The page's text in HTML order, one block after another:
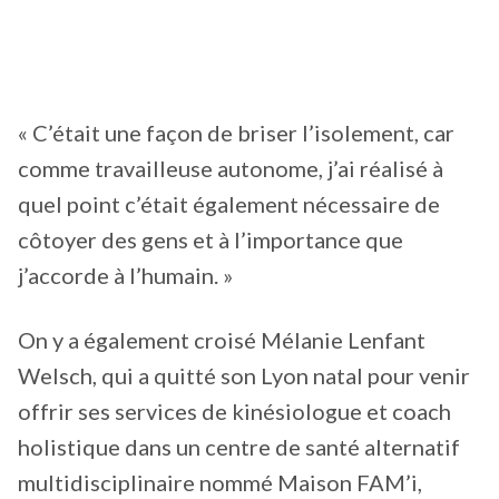
« C’était une façon de briser l’isolement, car
comme travailleuse autonome, j’ai réalisé à
quel point c’était également nécessaire de
côtoyer des gens et à l’importance que
j’accorde à l’humain. »
On y a également croisé Mélanie Lenfant
Welsch, qui a quitté son Lyon natal pour venir
offrir ses services de kinésiologue et coach
holistique dans un centre de santé alternatif
multidisciplinaire nommé Maison FAM’i,